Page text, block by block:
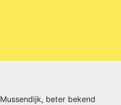
beter bekend